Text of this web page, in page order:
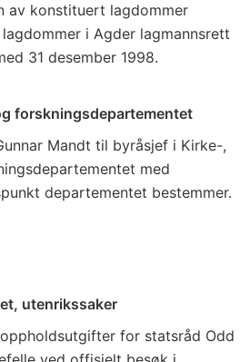
av konstituert lagdommer
i Agder lagmannsrett
31 desember 1998.
forskningsdepartementet
Mandt til byråsjef i Kirke-,
med
departementet bestemmer.
utenrikssaker
for statsråd Odd